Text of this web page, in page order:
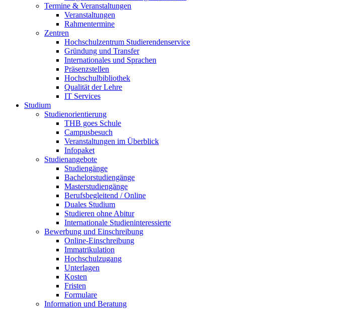
Termine & Veranstaltungen
Veranstaltungen
Rahmentermine
Zentren
Hochschulzentrum Studierendenservice
Gründung und Transfer
Internationales und Sprachen
Präsenzstellen
Hochschulbibliothek
Qualität der Lehre
IT Services
Studium
Studienorientierung
THB goes Schule
Campusbesuch
Veranstaltungen im Überblick
Infopaket
Studienangebote
Studiengänge
Bachelorstudiengänge
Masterstudiengänge
Berufsbegleitend / Online
Duales Studium
Studieren ohne Abitur
Internationale Studieninteressierte
Bewerbung und Einschreibung
Online-Einschreibung
Immatrikulation
Hochschulzugang
Unterlagen
Kosten
Fristen
Formulare
Information und Beratung